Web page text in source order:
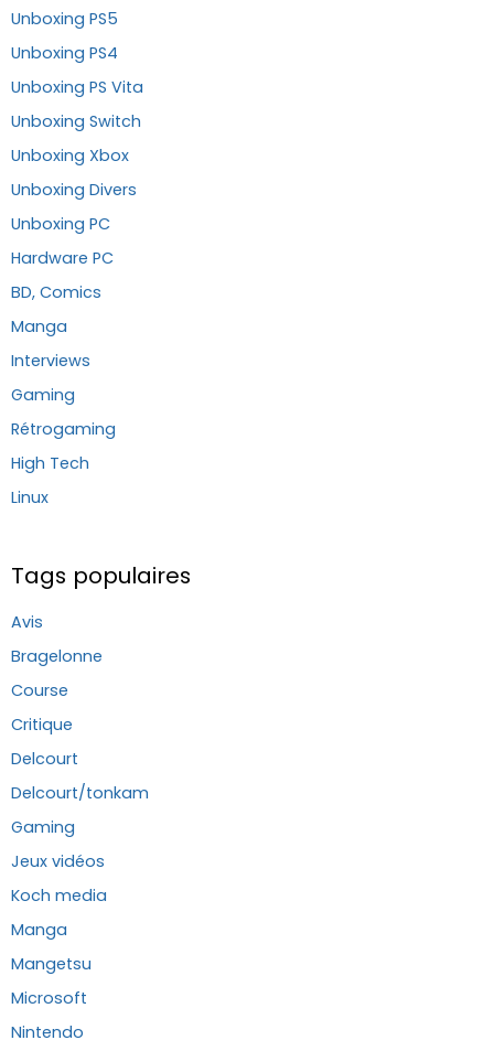
Unboxing PS5
Unboxing PS4
Unboxing PS Vita
Unboxing Switch
Unboxing Xbox
Unboxing Divers
Unboxing PC
Hardware PC
BD, Comics
Manga
Interviews
Gaming
Rétrogaming
High Tech
Linux
Tags populaires
Avis
Bragelonne
Course
Critique
Delcourt
Delcourt/tonkam
Gaming
Jeux vidéos
Koch media
Manga
Mangetsu
Microsoft
Nintendo